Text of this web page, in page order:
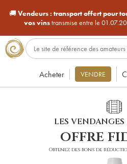
🚚Vendeurs : transport offert pour
vos vinstransmise entre le
Acheter VENDRE
LES
offre
Obtenez des bons de